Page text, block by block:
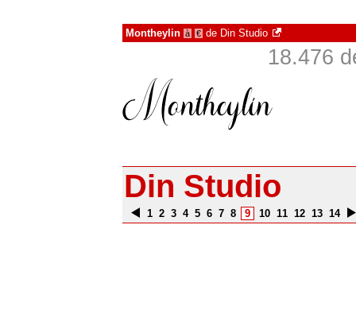
Montheylin à € de Din Studio
18.476
Din Studio
1 2 3 4 5 6 7 8 9 10 11 12 13 14